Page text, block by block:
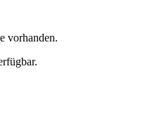
vorhanden.